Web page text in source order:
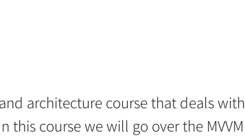
architecture course that deals
this course we will go over the